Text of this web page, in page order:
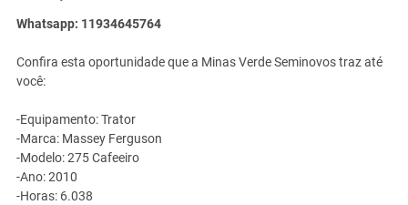
Whatsapp: 11934645764
Confira esta oportunidade que a Minas Verde Seminovos traz até
você:
-Equipamento: Trator
-Marca: Massey Ferguson
-Modelo: 275 Cafeeiro
-Ano: 2010
-Horas: 6.038